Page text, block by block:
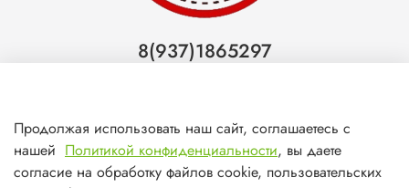
8(937)1865297
Самара (ТЦ МегаМебель)
8(927)7360008
Продолжая использовать наш сайт, соглашаетесь с
нашей Политикой конфиденциальности, вы даете
согласие на обработку файлов cookie, пользовательских